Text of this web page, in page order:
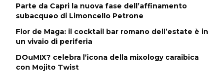
Parte da Capri la nuova fase dell’affinamento
subacqueo di Limoncello Petrone
Flor de Maga: il cocktail bar romano dell’estate è in
un vivaio di periferia
DOuMIX? celebra l’icona della mixology caraibica
con Mojito Twist